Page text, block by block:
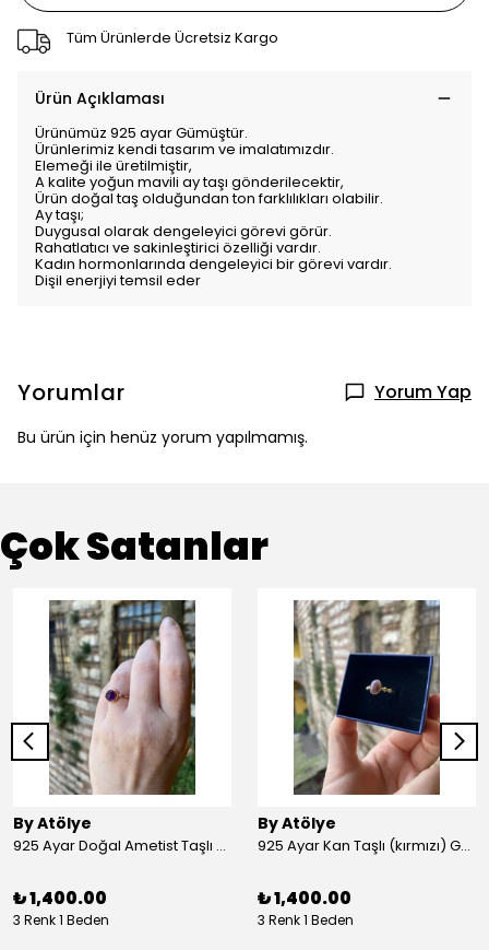
Tüm Ürünlerde Ücretsiz Kargo
Ürün Açıklaması
Ürünümüz 925 ayar Gümüştür.
Ürünlerimiz kendi tasarım ve imalatımızdır.
Elemeği ile üretilmiştir,
A kalite yoğun mavili ay taşı gönderilecektir,
Ürün doğal taş olduğundan ton farklılıkları olabilir.
Ay taşı;
Duygusal olarak dengeleyici görevi görür.
Rahatlatıcı ve sakinleştirici özelliği vardır.
Kadın hormonlarında dengeleyici bir görevi vardır.
Dişil enerjiyi temsil eder
Yorumlar Yorum Yap
Bu ürün için henüz yorum yapılmamış.
Çok Satanlar
By Atölye
925 Ayar Doğal Ametist Taşlı Yuvarlak Gümüş Yüzük
₺ 1,400.00
3 Renk 1 Beden
By Atölye
925 Ayar Kan Taşlı (kırmızı) Gümüş Yüzük
₺ 1,400.00
3 Renk 1 Beden